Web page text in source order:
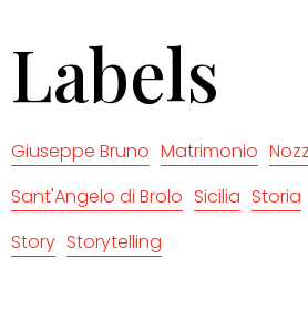
Labels
Giuseppe Bruno Matrimonio
Sant'Angelo di Brolo Sicilia Storia
Story Storytelling